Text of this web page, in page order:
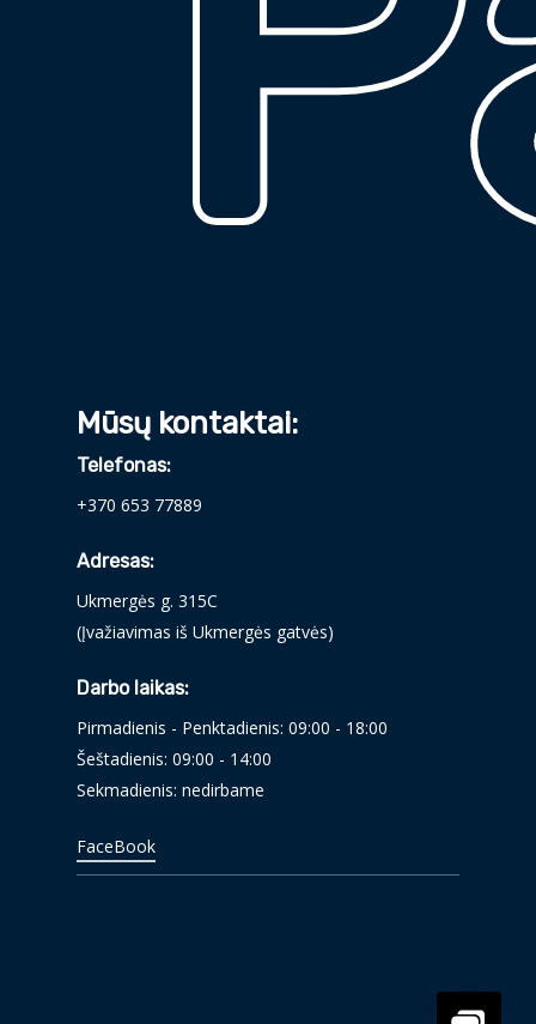
Mūsų kontaktai:
Telefonas:
+370 653 77889
Adresas:
Ukmergės g. 315C
(Įvažiavimas iš Ukmergės gatvės)
Darbo laikas:
Pirmadienis - Penktadienis: 09:00 - 18:00
Šeštadienis: 09:00 - 14:00
Sekmadienis: nedirbame
FaceBook